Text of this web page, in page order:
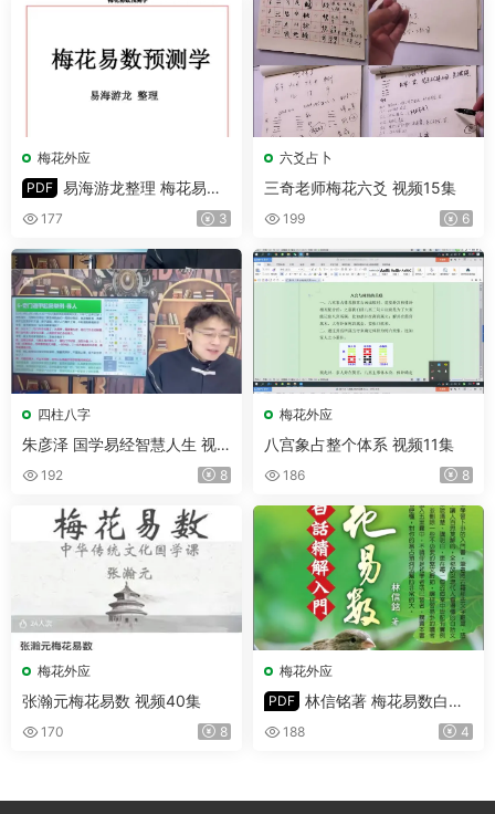
梅花外应
PDF 易海游龙整理 梅花易数
预测学 PDF 102页
177 3
六爻占卜
三奇老师梅花六爻 视频15集
199 6
四柱八字
朱彦泽 国学易经智慧人生 视
频64集+配套课件
192 8
梅花外应
八宫象占整个体系 视频11集
186 8
梅花外应
张瀚元梅花易数 视频40集
170 8
梅花外应
PDF 林信铭著 梅花易数白话
精解入门 PDF版 188页
188 4